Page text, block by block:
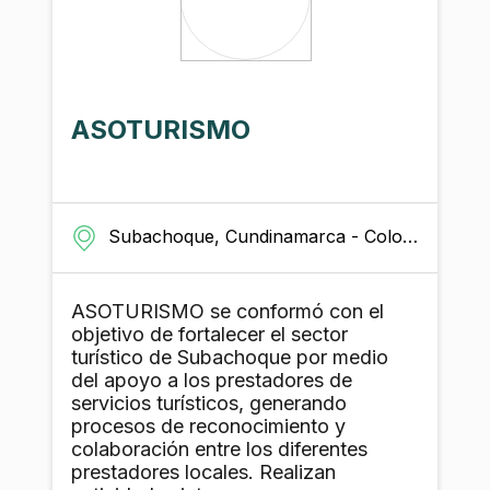
el cual ha sido normalmente
ensamblado por los asociados, tiene
varias desventajas relacionadas con la
ASOTURISMO
Subachoque, Cundinamarca - Colombia
ASOTURISMO se conformó con el
objetivo de fortalecer el sector
turístico de Subachoque por medio
del apoyo a los prestadores de
servicios turísticos, generando
procesos de reconocimiento y
colaboración entre los diferentes
prestadores locales. Realizan